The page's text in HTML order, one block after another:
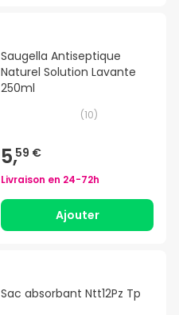
Saugella Antiseptique
Naturel Solution Lavante
250ml
(10)
5,59 €
Livraison en 24-72h
Ajouter
Sac absorbant Ntt12Pz Tp